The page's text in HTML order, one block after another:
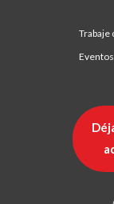
Trabaje
Eventos